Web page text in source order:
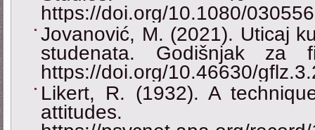
https://doi.org/10.1080/
Jovanović, M. (2021). Uticaj
studenata. Godišnjak za
https://doi.org/10.46630/
Likert, R. (1932). A
attitudes.